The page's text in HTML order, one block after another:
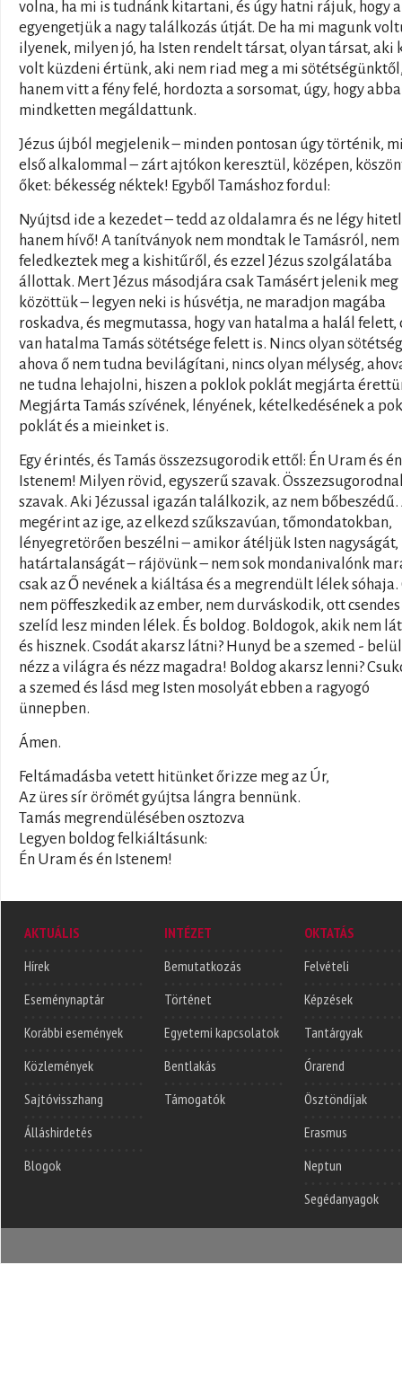
volna, ha mi is tudnánk kitartani, és úgy hatni rájuk, hogy
egyengetjük a nagy találkozás útját. De ha mi magunk
ilyenek, milyen jó, ha Isten rendelt társat, olyan társat, aki
volt küzdeni értünk, aki nem riad meg a mi
hanem vitt a fény felé, hordozta a sorsomat, úgy, hogy
mindketten megáldattunk.
Jézus újból megjelenik – minden pontosan úgy történik,
első alkalommal – zárt ajtókon keresztül, középen,
őket: békesség néktek! Egyből Tamáshoz fordul:
Nyújtsd ide a kezedet – tedd az oldalamra és ne légy
hanem hívő! A tanítványok nem mondtak le Tamásról, nem
feledkeztek meg a kishitűről, és ezzel Jézus szolgálatába
állottak. Mert Jézus másodjára csak Tamásért jelenik meg
közöttük – legyen neki is húsvétja, ne maradjon magába
roskadva, és megmutassa, hogy van hatalma a halál felett,
van hatalma Tamás sötétsége felett is. Nincs olyan
ahova ő nem tudna bevilágítani, nincs olyan mélység,
ne tudna lehajolni, hiszen a poklok poklát megjárta
Megjárta Tamás szívének, lényének, kételkedésének a
poklát és a mieinket is.
Egy érintés, és Tamás összezsugorodik ettől: Én Uram és én
Istenem! Milyen rövid, egyszerű szavak.
szavak. Aki Jézussal igazán találkozik, az nem
megérint az ige, az elkezd szűkszavúan, tőmondatokban,
lényegretörően beszélni – amikor átéljük Isten nagyságát,
határtalanságát – rájövünk – nem sok mondanivalónk
csak az Ő nevének a kiáltása és a megrendült lélek
nem pöffeszkedik az ember, nem durváskodik, ott csendes
szelíd lesz minden lélek. És boldog. Boldogok, akik nem
és hisznek. Csodát akarsz látni? Hunyd be a szemed -
nézz a világra és nézz magadra! Boldog akarsz lenni?
a szemed és lásd meg Isten mosolyát ebben a ragyogó
ünnepben.
Ámen.
Feltámadásba vetett hitünket őrizze meg az Úr,
Az üres sír örömét gyújtsa lángra bennünk.
Tamás megrendülésében osztozva
Legyen boldog felkiáltásunk:
Én Uram és én Istenem!
AKTUÁLIS
Hírek
Eseménynaptár
Korábbi események
Közlemények
Sajtóvisszhang
Álláshirdetés
Blogok
INTÉZET
Bemutatkozás
Történet
Egyetemi kapcsolatok
Bentlakás
Támogatók
OKTATÁS
Felvételi
Képzések
Tantárgyak
Órarend
Ösztöndíjak
Erasmus
Neptun
Segédanyagok